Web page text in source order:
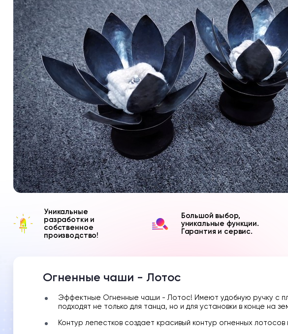
Уникальные
разработки и
собственное
производство!
Большой выбор,
уникальные функции.
Гарантия и сервис.
Огненные чаши - Лотос
Эффектные Огненные чаши - Лотос! Имеют удобную ручку с
подходят не только для танца, но и для установки в конце на
Контур лепестков создает красивый контур огненных